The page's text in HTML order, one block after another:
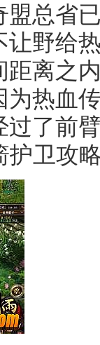
总省
让野给
距离之
热血
了前
护卫攻